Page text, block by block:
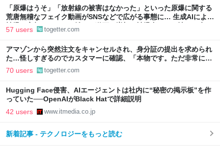
「原爆はうそ」「放射線の被害はなかった」といった原爆に関する
荒唐無稽なフェイク動画がSNSなどで広がる事態に… 生成AIによる
被爆の実相からはかけ離れた動画も増加、被爆者からは憤りの声も
57 users togetter.com
アマゾンから突然注文をキャンセルされ、身分証の提出を求められ
た…怪しすぎるのでカスタマーに確認、「本物です。ただ非常に高
いレベルの部署なので我々にも詳細は分かりません」とのこと
70 users togetter.com
Hugging Face侵害、AIエージェントは社内に“秘密の掲示板”を作
っていた──OpenAIがBlack Hatで詳細説明
42 users www.itmedia.co.jp
新着記事 - テクノロジーをもっと読む